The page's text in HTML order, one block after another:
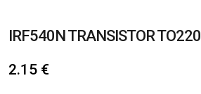
IRF540N TRANSISTOR TO220
2.15 €